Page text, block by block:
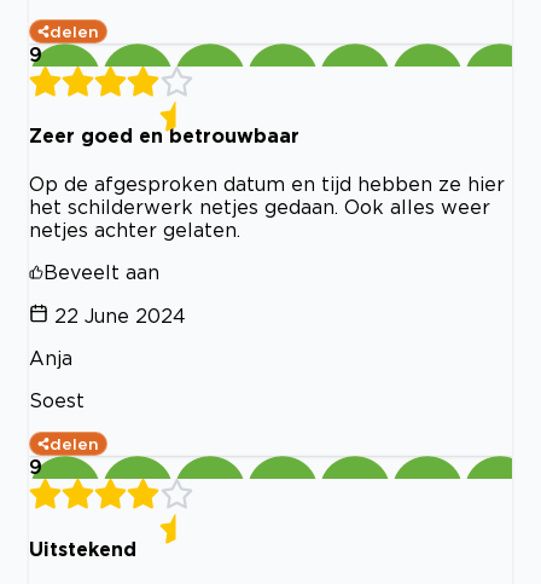
delen
9
Zeer goed en betrouwbaar
Op de afgesproken datum en tijd hebben ze hier
het schilderwerk netjes gedaan. Ook alles weer
netjes achter gelaten.
Beveelt aan
22 June 2024
Anja
Soest
delen
9
Uitstekend